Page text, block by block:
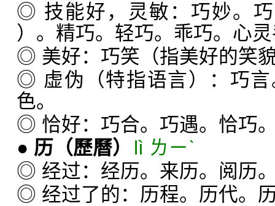
◎ 技能好，灵敏：巧妙。
）。精巧。轻巧。乖巧。心
◎ 美好：巧笑（指美好的笑
◎ 虚伪（特指语言）：巧
色。
◎ 恰好：巧合。巧遇。恰巧
● 历 （歷曆）
lì ㄌㄧˋ
◎ 经过：经历。来历。阅历
◎ 经过了的：历程。历代。